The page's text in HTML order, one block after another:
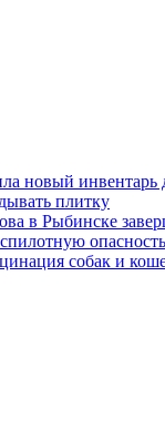
новый инвентарь
плитку
в Рыбинске
собак и